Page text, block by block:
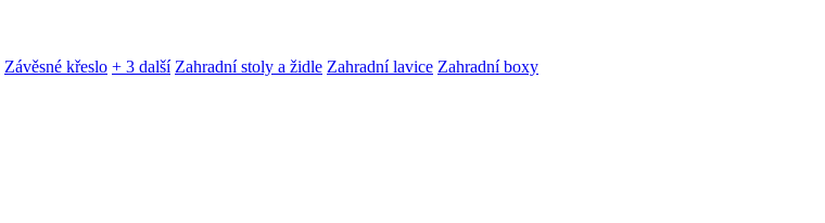
Závěsné křeslo + 3 další Zahradní stoly a židle Zahradní lavice Zahradní boxy